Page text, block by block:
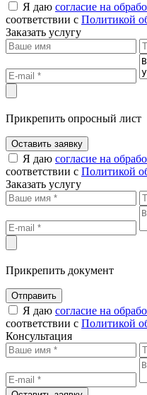
Я даю согласие на
соответствии с Политикой
Заказать услугу
Прикрепить опросный лист
Оставить заявку
Я даю согласие на
соответствии с Политикой
Заказать услугу
Прикрепить документ
Отправить
Я даю согласие на
соответствии с Политикой
Консультация